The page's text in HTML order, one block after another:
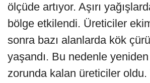
ölçüde artıyor. Aşırı
bölge etkilendi. Üreticiler
sonra bazı alanlarda kök
yaşandı. Bu nedenle
zorunda kalan üreticiler oldu.